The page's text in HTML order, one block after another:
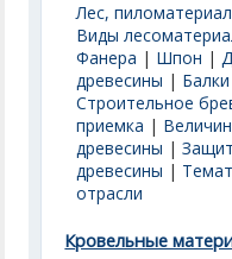
Лес,
Виды
Фанера | Шпон |
древесины |
Строительное
приемка |
древесины |
древесины |
отрасли
Кровельные